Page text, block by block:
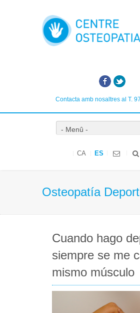
Facebook
Twitter
Contacta amb nosaltres al T.
- Menû -
CA ES
Osteopatía
Cuando hago
siempre se me
mismo músculo